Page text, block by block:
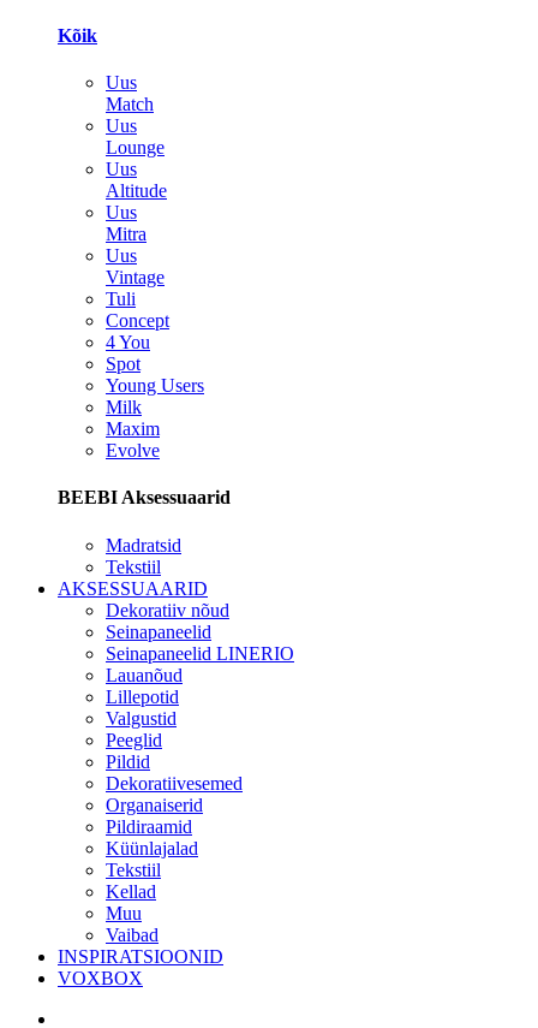
Kõik
Uus
Match
Uus
Lounge
Uus
Altitude
Uus
Mitra
Uus
Vintage
Tuli
Concept
4 You
Spot
Young Users
Milk
Maxim
Evolve
BEEBI Aksessuaarid
Madratsid
Tekstiil
AKSESSUAARID
Dekoratiiv nõud
Seinapaneelid
Seinapaneelid LINERIO
Lauanõud
Lillepotid
Valgustid
Peeglid
Pildid
Dekoratiivesemed
Organaiserid
Pildiraamid
Küünlajalad
Tekstiil
Kellad
Muu
Vaibad
INSPIRATSIOONID
VOXBOX